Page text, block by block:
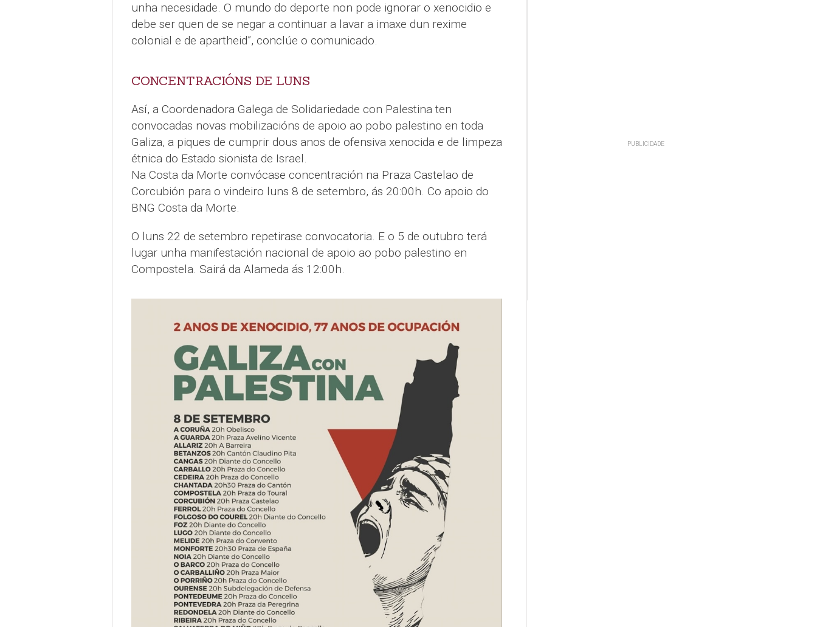
unha necesidade. O mundo do deporte non pode ignorar o xenocidio e
debe ser quen de se negar a continuar a lavar a imaxe dun rexime
colonial e de apartheid”, conclúe o comunicado.
CONCENTRACIÓNS DE LUNS
Así, a Coordenadora Galega de Solidariedade con Palestina ten
convocadas novas mobilizacións de apoio ao pobo palestino en toda
Galiza, a piques de cumprir dous anos de ofensiva xenocida e de limpeza
étnica do Estado sionista de Israel.
Na Costa da Morte convócase concentración na Praza Castelao de
Corcubión para o vindeiro luns 8 de setembro, ás 20:00h. Co apoio do
BNG Costa da Morte.
O luns 22 de setembro repetirase convocatoria. E o 5 de outubro terá
lugar unha manifestación nacional de apoio ao pobo palestino en
Compostela. Sairá da Alameda ás 12:00h.